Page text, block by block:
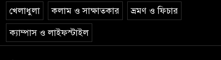
খেলাধুলা কলাম ও সাক্ষাতকার ভ্রমণ ও ফিচার
ক্যাম্পাস ও লাইফস্টাইল